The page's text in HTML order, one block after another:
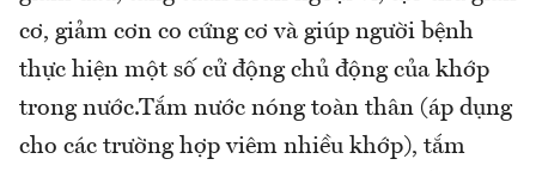
cơ, giảm cơn co cứng cơ và giúp người bệnh
thực hiện một số cử động chủ động của khớp
trong nước.Tắm nước nóng toàn thân (áp dụng
cho các trường hợp viêm nhiều khớp), tắm